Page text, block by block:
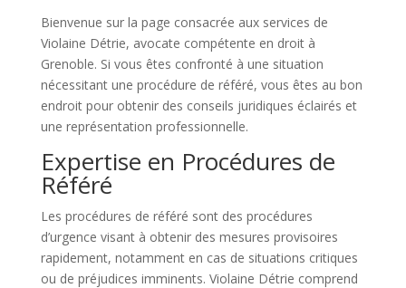
Bienvenue sur la page consacrée aux services de
Violaine Détrie, avocate compétente en droit à
Grenoble. Si vous êtes confronté à une situation
nécessitant une procédure de référé, vous êtes au bon
endroit pour obtenir des conseils juridiques éclairés et
une représentation professionnelle.
Expertise en Procédures de
Référé
Les procédures de référé sont des procédures
d’urgence visant à obtenir des mesures provisoires
rapidement, notamment en cas de situations critiques
ou de préjudices imminents. Violaine Détrie comprend